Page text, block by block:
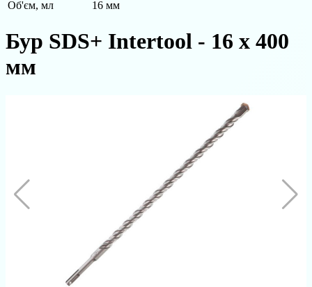
Об'єм, мл
16 мм
Бур SDS+ Intertool - 16 х 400
мм